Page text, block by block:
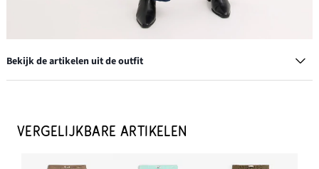
Bekijk de artikelen uit de outfit
€ 16,99
VERGELIJKBARE ARTIKELEN